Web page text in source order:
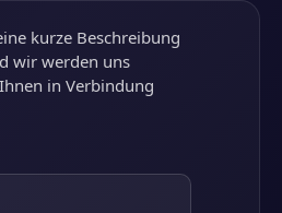
kurze Beschreibung
wir werden uns
in Verbindung